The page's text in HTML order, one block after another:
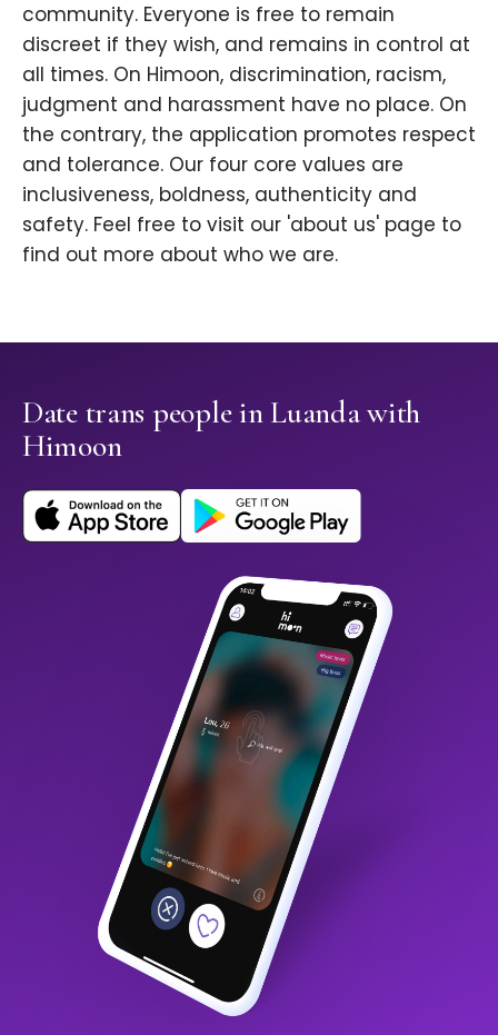
community. Everyone is free to remain
discreet if they wish, and remains in control at
all times. On Himoon, discrimination, racism,
judgment and harassment have no place. On
the contrary, the application promotes respect
and tolerance. Our four core values are
inclusiveness, boldness, authenticity and
safety. Feel free to visit our 'about us' page to
find out more about who we are.
Date trans people in Luanda with
Himoon